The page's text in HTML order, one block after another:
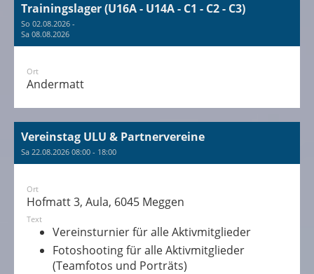
Trainingslager (U16A - U14A - C1 - C2 - C3)
So 02.08.2026 -
Sa 08.08.2026
Ort
Andermatt
Vereinstag ULU & Partnervereine
Sa 22.08.2026 08:00 - 18:00
Ort
Hofmatt 3, Aula, 6045 Meggen
Text
Vereinsturnier für alle Aktivmitglieder
Fotoshooting für alle Aktivmitglieder
(Teamfotos und Porträts)